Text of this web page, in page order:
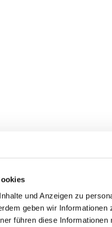
und Anzeigen zu
geben wir
führen diese